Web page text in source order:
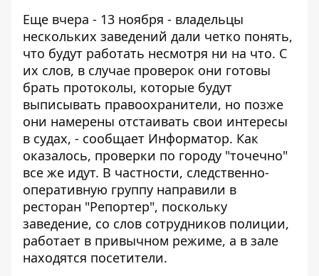
Еще вчера - 13 ноября - владельцы
нескольких заведений дали четко понять,
что будут работать несмотря ни на что. С
их слов, в случае проверок они готовы
брать протоколы, которые будут
выписывать правоохранители, но позже
они намерены отстаивать свои интересы
в судах, - сообщает Информатор. Как
оказалось, проверки по городу "точечно"
все же идут. В частности, следственно-
оперативную группу направили в
ресторан "Репортер", поскольку
заведение, со слов сотрудников полиции,
работает в привычном режиме, а в зале
находятся посетители.